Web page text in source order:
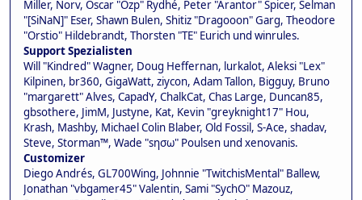
Miller, Norv, Oscar "Ozp" Rydhé, Peter "Arantor" Spicer, Selman
"[SiNaN]" Eser, Shawn Bulen, Shitiz "Dragooon" Garg, Theodore
"Orstio" Hildebrandt, Thorsten "TE" Eurich und winrules.
Support Spezialisten
Will "Kindred" Wagner, Doug Heffernan, lurkalot, Aleksi "Lex"
Kilpinen, br360, GigaWatt, ziycon, Adam Tallon, Bigguy, Bruno
"margarett" Alves, CapadY, ChalkCat, Chas Large, Duncan85,
gbsothere, JimM, Justyne, Kat, Kevin "greyknight17" Hou,
Krash, Mashby, Michael Colin Blaber, Old Fossil, S-Ace, shadav,
Steve, Storman™, Wade "sησω" Poulsen und xenovanis.
Customizer
Diego Andrés, GL700Wing, Johnnie "TwitchisMental" Ballew,
Jonathan "vbgamer45" Valentin, Sami "SychO" Mazouz,